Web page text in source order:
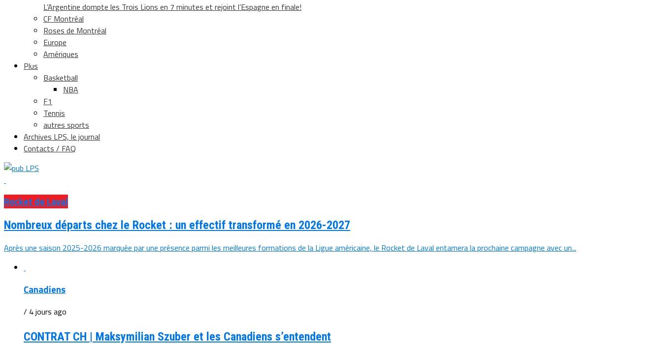
L’Argentine dompte les Trois Lions en 7 minutes et rejoint l’Espagne en finale!
CF Montréal
Roses de Montréal
Europe
Amériques
Plus
Basketball
NBA
F1
Tennis
autres sports
Archives LPS, le journal
Contacts / FAQ
Rocket de Laval
Nombreux départs chez le Rocket : un effectif transformé en 2026-2027
Après une saison 2025-2026 marquée par une présence parmi les meilleures formations de la Ligue américaine, le Rocket de Laval entamera la prochaine campagne avec un...
Canadiens
/ 4 jours ago
CONTRAT CH | Maksymilian Szuber et les Canadiens s’entendent